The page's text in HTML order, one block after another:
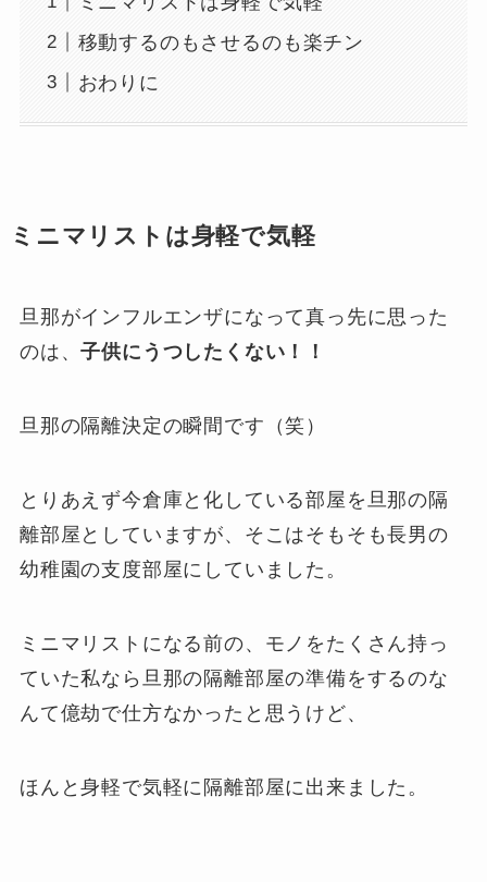
移動するのもさせるのも楽チン
おわりに
ミニマリストは身軽で気軽
旦那がインフルエンザになって真っ先に思った
のは、子供にうつしたくない！！
旦那の隔離決定の瞬間です（笑）
とりあえず今倉庫と化している部屋を旦那の隔
離部屋としていますが、そこはそもそも長男の
幼稚園の支度部屋にしていました。
ミニマリストになる前の、モノをたくさん持っ
ていた私なら旦那の隔離部屋の準備をするのな
んて億劫で仕方なかったと思うけど、
ほんと身軽で気軽に隔離部屋に出来ました。